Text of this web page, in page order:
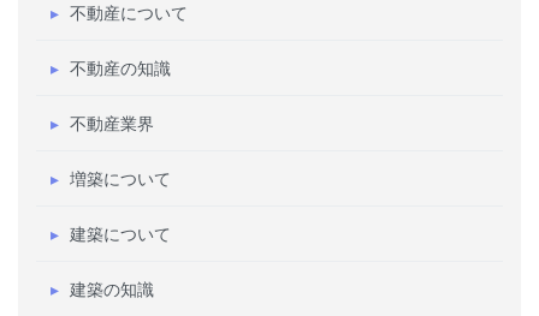
不動産について
不動産の知識
不動産業界
増築について
建築について
建築の知識